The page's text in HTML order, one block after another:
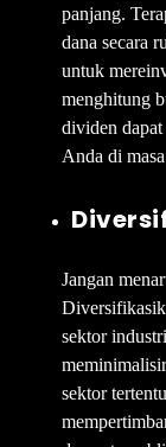
panjang.
dana secara
untuk
menghitung
dividen
Anda di
Jangan
sektor
sektor